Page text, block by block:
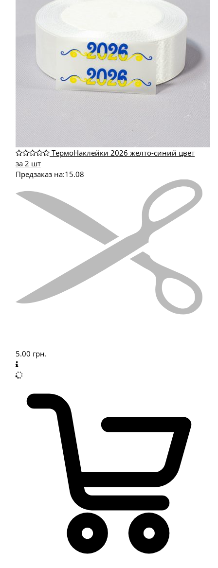
ТермоНаклейки 2026 желто-синий цвет
за 2 шт
Предзаказ на:15.08
5.00 грн.